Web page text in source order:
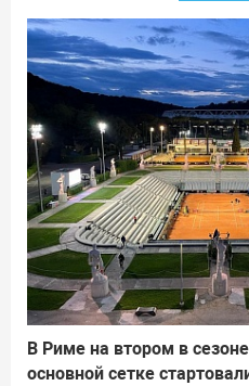
В Риме на втором в
основной сетке